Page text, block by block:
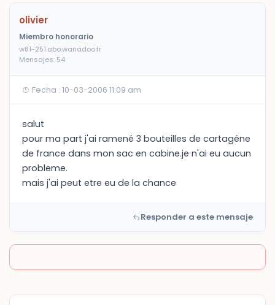
olivier
Miembro honorario
w81-251.abo.wanadoo.fr
Mensajes: 54
Fecha : 10-03-2006 11:09 am
salut
pour ma part j'ai ramené 3 bouteilles de cartagéne
de france dans mon sac en cabine.je n'ai eu aucun
probleme.
mais j'ai peut etre eu de la chance
Responder a este mensaje